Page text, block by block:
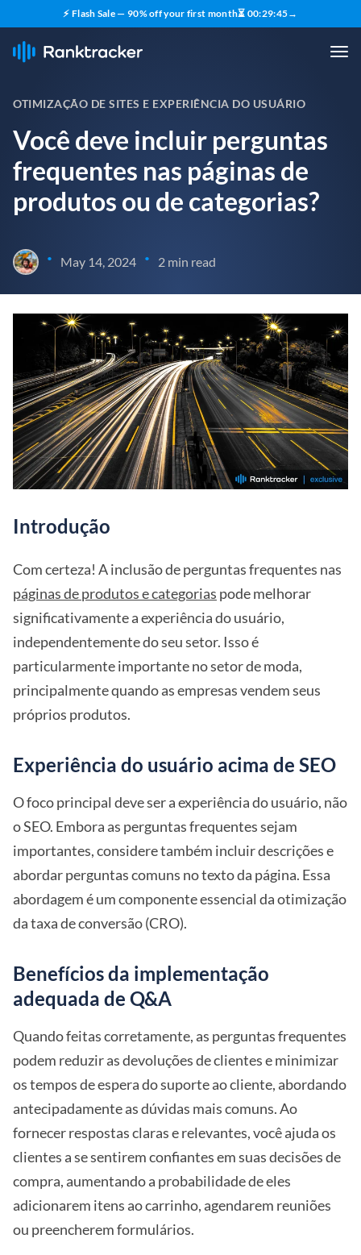
⚡ Flash Sale — 90% off your first month⏳ 00:29:44→
OTIMIZAÇÃO DE SITES E EXPERIÊNCIA DO USUÁRIO
Você deve incluir perguntas
frequentes nas páginas de
produtos ou de categorias?
• May 14, 2024 • 2 min read
Introdução
Com certeza! A inclusão de perguntas frequentes nas
páginas de produtos e categorias pode melhorar
significativamente a experiência do usuário,
independentemente do seu setor. Isso é
particularmente importante no setor de moda,
principalmente quando as empresas vendem seus
próprios produtos.
Experiência do usuário acima de SEO
O foco principal deve ser a experiência do usuário, não
o SEO. Embora as perguntas frequentes sejam
importantes, considere também incluir descrições e
abordar perguntas comuns no texto da página. Essa
abordagem é um componente essencial da otimização
da taxa de conversão (CRO).
Benefícios da implementação
adequada de Q&A
Quando feitas corretamente, as perguntas frequentes
podem reduzir as devoluções de clientes e minimizar
os tempos de espera do suporte ao cliente, abordando
antecipadamente as dúvidas mais comuns. Ao
fornecer respostas claras e relevantes, você ajuda os
clientes a se sentirem confiantes em suas decisões de
compra, aumentando a probabilidade de eles
adicionarem itens ao carrinho, agendarem reuniões
ou preencherem formulários.